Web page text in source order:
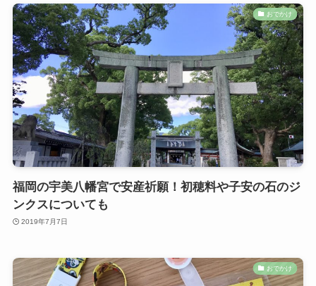
おでかけ
福岡の宇美八幡宮で安産祈願！初穂料や子安の石のジ
ンクスについても
2019年7月7日
おでかけ